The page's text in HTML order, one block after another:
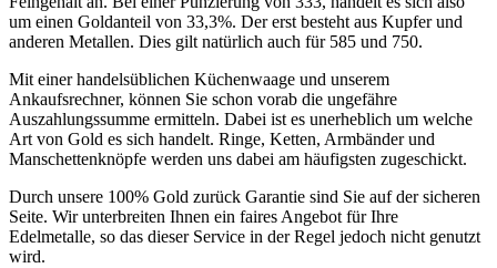
um einen Goldanteil von 33,3%. Der erst besteht aus Kupfer und
anderen Metallen. Dies gilt natürlich auch für 585 und 750.
Mit einer handelsüblichen Küchenwaage und unserem
Ankaufsrechner, können Sie schon vorab die ungefähre
Auszahlungssumme ermitteln. Dabei ist es unerheblich um welche
Art von Gold es sich handelt. Ringe, Ketten, Armbänder und
Manschettenknöpfe werden uns dabei am häufigsten zugeschickt.
Durch unsere 100% Gold zurück Garantie sind Sie auf der sicheren
Seite. Wir unterbreiten Ihnen ein faires Angebot für Ihre
Edelmetalle, so das dieser Service in der Regel jedoch nicht genutzt
wird.